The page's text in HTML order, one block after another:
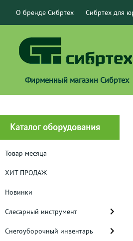
О бренде Сибртех Сибртех для
Фирменный магазин Сибртех
Каталог оборудования
Товар месяца
ХИТ ПРОДАЖ
Новинки
Слесарный инструмент
Снегоуборочный инвентарь